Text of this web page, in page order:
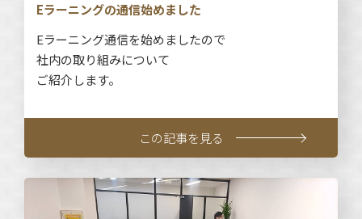
Eラーニングの通信始めました
Eラーニング通信を始めましたので
社内の取り組みについて
ご紹介します。
この記事を見る